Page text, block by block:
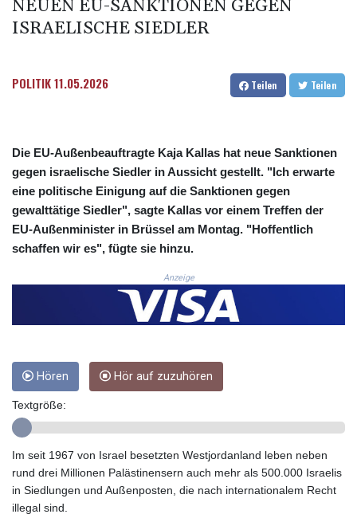
CHF 0.933942
CLF 0.026753
CNY 7.801236
CNH 7.796982
CUC 1.156149
CUP 30.637949
CVE 110.647961
CZK 24.266354
DJF 205.471255
DKK 7.476127
DZD 153.688915
EGP 57.556612
ERN 17.342235
FKP 0.859298
GBP 0.856793
GGP 0.859298
GIP 0.859298
GMD 84.981404
GNF
NEUEN EU-SANKTIONEN GEGEN
ISRAELISCHE SIEDLER
POLITIK11.05.2026 Teilen Teilen
Die EU-Außenbeauftragte Kaja Kallas hat neue Sanktionen
gegen israelische Siedler in Aussicht gestellt. "Ich erwarte
eine politische Einigung auf die Sanktionen gegen
gewalttätige Siedler", sagte Kallas vor einem Treffen der
EU-Außenminister in Brüssel am Montag. "Hoffentlich
schaffen wir es", fügte sie hinzu.
Anzeige
Hören Hör auf zuzuhören
Textgröße:
Im seit 1967 von Israel besetzten Westjordanland leben neben
rund drei Millionen Palästinensern auch mehr als 500.000 Israelis
in Siedlungen und Außenposten, die nach internationalem Recht
illegal sind.